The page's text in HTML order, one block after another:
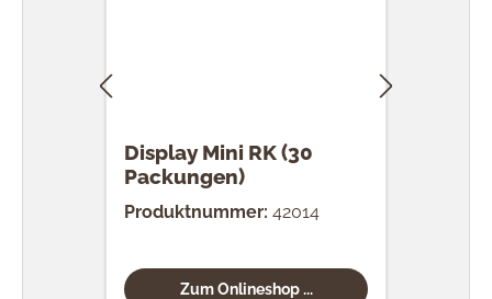
Display Mini RK (30
Packungen)
Produktnummer: 42014
Zum Onlineshop ...